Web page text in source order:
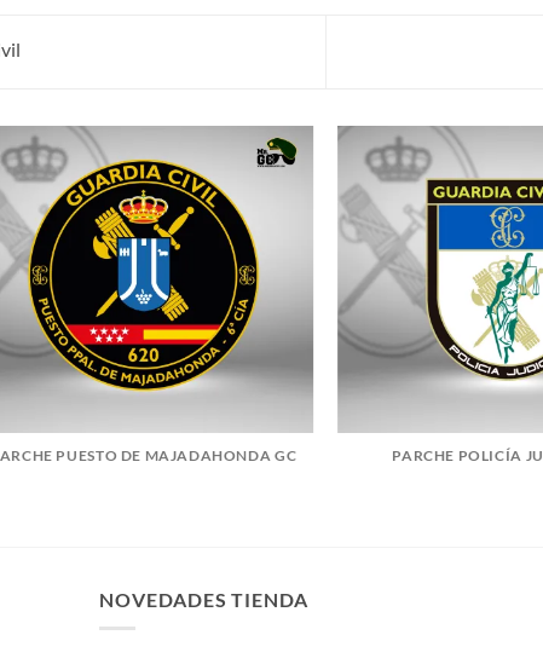
PUESTO DE MAJADAHONDA GC PARCHE POLICÍA
NOVEDADES TIENDA